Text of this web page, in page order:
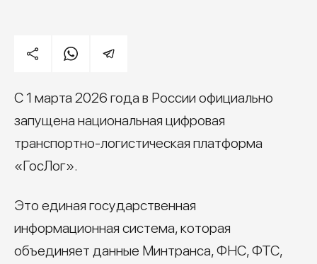
С 1 марта 2026 года в России официально
запущена национальная цифровая
транспортно-логистическая платформа
«ГосЛог».
Это единая государственная
информационная система, которая
объединяет данные Минтранса, ФНС, ФТС,